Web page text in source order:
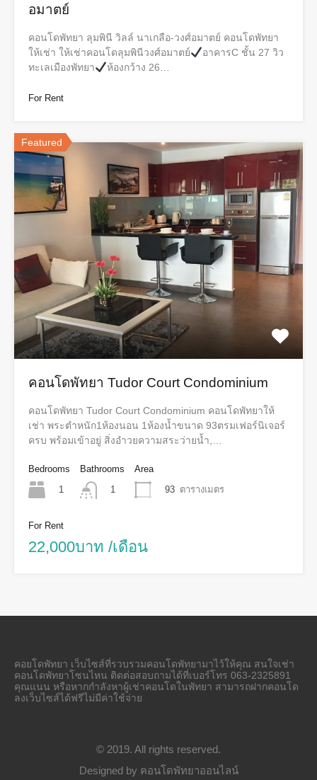
อมาตย์
คอนโดพัทยา ลุมพินี วิลล์ นาเกลือ-วงศ์อมาตย์ คอนโดพัทยา
ให้เช่า ให้เช่าคอนโดลุมพินีวงศ์อมาตย์
อาคารC ชั้น 27 วิว
ทะเลเมืองพัทยา
ห้องกว้าง 26…
For Rent
Featured
คอนโดพัทยา Tudor Court Condominium
คอนโดพัทยา Tudor Court Condominium คอนโดพัทยาให้
เช่า พระตำหนัก1ห้องนอน​ 1ห้องน้ำขนาด​ 93ตรมเฟอร์นิเจอร์
ครบ​ พร้อมเข้าอยู่ สิ่งอำวยความสระว่ายน้ำ,…
Bedrooms
1
Bathrooms
1
Area
93 ตารางเมตร
For Rent
22,000บาท /เดือน
คอยโดพัทยา เว็บไซส์ที่รวบรวมคอนโดพัทยามาไว้ให้คุณ สนใจเช่า
คอนโดพัทยาโซนไหน ติดต่อสอบถามได้ที่เบอร์โทร 063-2325891
คุณแนน หรือหากกำลังหาผู้เช่าคอนโดในพัทยา สามารถฝากคอนโด
ลงเว็บไซส์ได้ฟรีไม่มีค่าใช้จ่าย
© 2019. All rights reserved.
Designed by คอนโดพัทยาออนไลน์